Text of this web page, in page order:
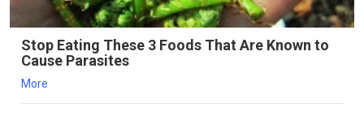
Stop Eating These 3 Foods That Are Known to
Cause Parasites
More